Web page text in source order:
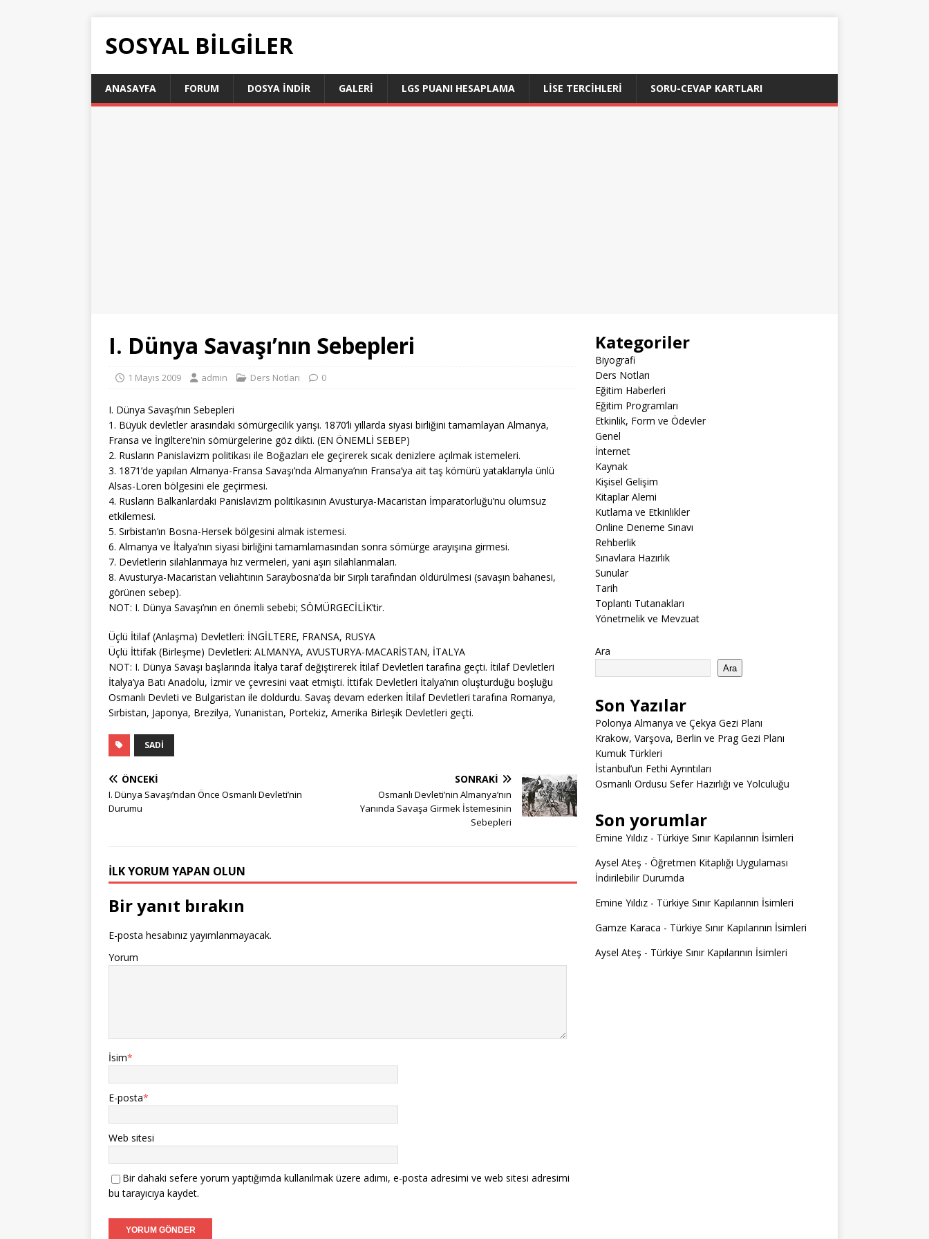
SOSYAL BILGILER
ANASAYFA FORUM DOSYA İNDIR GALERI LGS PUANI HESAPLAMA LİSE TERCİHLERİ SORU-CEVAP KARTLARI
I. Dünya Savaşı’nın Sebepleri
1 Mayıs 2009 admin Ders Notları 0
I. Dünya Savaşı’nın Sebepleri
1. Büyük devletler arasındaki sömürgecilik yarışı. 1870’li yıllarda siyasi birliğini tamamlayan Almanya,
Fransa ve İngiltere’nin sömürgelerine göz dikti. (EN ÖNEMLİ SEBEP)
2. Rusların Panislavizm politikası ile Boğazları ele geçirerek sıcak denizlere açılmak istemeleri.
3. 1871’de yapılan Almanya-Fransa Savaşı’nda Almanya’nın Fransa’ya ait taş kömürü yataklarıyla ünlü
Alsas-Loren bölgesini ele geçirmesi.
4. Rusların Balkanlardaki Panislavizm politikasının Avusturya-Macaristan İmparatorluğu’nu olumsuz
etkilemesi.
5. Sırbistan’ın Bosna-Hersek bölgesini almak istemesi.
6. Almanya ve İtalya’nın siyasi birliğini tamamlamasından sonra sömürge arayışına girmesi.
7. Devletlerin silahlanmaya hız vermeleri, yani aşırı silahlanmaları.
8. Avusturya-Macaristan veliahtının Saraybosna’da bir Sırplı tarafından öldürülmesi (savaşın bahanesi,
görünen sebep).
NOT: I. Dünya Savaşı’nın en önemli sebebi; SÖMÜRGECİLİK’tir.
Üçlü İtilaf (Anlaşma) Devletleri: İNGİLTERE, FRANSA, RUSYA
Üçlü İttifak (Birleşme) Devletleri: ALMANYA, AVUSTURYA-MACARİSTAN, İTALYA
NOT: I. Dünya Savaşı başlarında İtalya taraf değiştirerek İtilaf Devletleri tarafına geçti. İtilaf Devletleri
İtalya’ya Batı Anadolu, İzmir ve çevresini vaat etmişti. İttifak Devletleri İtalya’nın oluşturduğu boşluğu
Osmanlı Devleti ve Bulgaristan ile doldurdu. Savaş devam ederken İtilaf Devletleri tarafına Romanya,
Sırbistan, Japonya, Brezilya, Yunanistan, Portekiz, Amerika Birleşik Devletleri geçti.
SADI
ÖNCEKI
I. Dünya Savaşı’ndan Önce Osmanlı Devleti’nin
Durumu
SONRAKI
Osmanlı Devleti’nin Almanya’nın
Yanında Savaşa Girmek İstemesinin
Sebepleri
İLK YORUM YAPAN OLUN
Bir yanıt bırakın
E-posta hesabınız yayımlanmayacak.
Yorum
İsim*
E-posta*
Web sitesi
Bir dahaki sefere yorum yaptığımda kullanılmak üzere adımı, e-posta adresimi ve web sitesi adresimi
bu tarayıcıya kaydet.
Kategoriler
Biyografi
Ders Notları
Eğitim Haberleri
Eğitim Programları
Etkinlik, Form ve Ödevler
Genel
İnternet
Kaynak
Kişisel Gelişim
Kitaplar Alemi
Kutlama ve Etkinlikler
Online Deneme Sınavı
Rehberlik
Sınavlara Hazırlık
Sunular
Tarih
Toplantı Tutanakları
Yönetmelik ve Mevzuat
Ara
Ara
Son Yazılar
Polonya Almanya ve Çekya Gezi Planı
Krakow, Varşova, Berlin ve Prag Gezi Planı
Kumuk Türkleri
İstanbul’un Fethi Ayrıntıları
Osmanlı Ordusu Sefer Hazırlığı ve Yolculuğu
Son yorumlar
Emine Yıldız- Türkiye Sınır Kapılarının İsimleri
Aysel Ateş - Öğretmen Kitaplığı Uygulaması
İndirilebilir Durumda
Emine Yıldız- Türkiye Sınır Kapılarının İsimleri
Gamze Karaca - Türkiye Sınır Kapılarının İsimleri
Aysel Ateş - Türkiye Sınır Kapılarının İsimleri